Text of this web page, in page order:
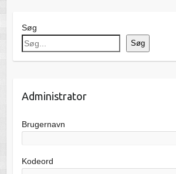
Søg
Søg
Administrator
Brugernavn
Kodeord